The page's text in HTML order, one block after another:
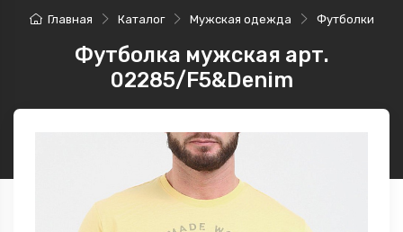
Главная Каталог Мужская одежда Футболки
Футболка мужская арт.
02285/F5&Denim